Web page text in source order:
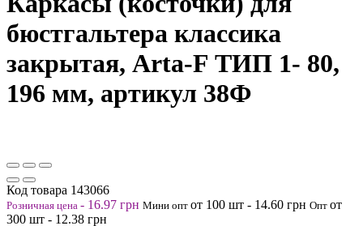
бюстгальтера классика
закрытая, Arta-F ТИП 1- 80,
196 мм, артикул 38Ф
Код товара 143066
Розничная цена - 16.97 грн Мини опт от 100 шт - 14.60 грн Опт от
300 шт - 12.38 грн